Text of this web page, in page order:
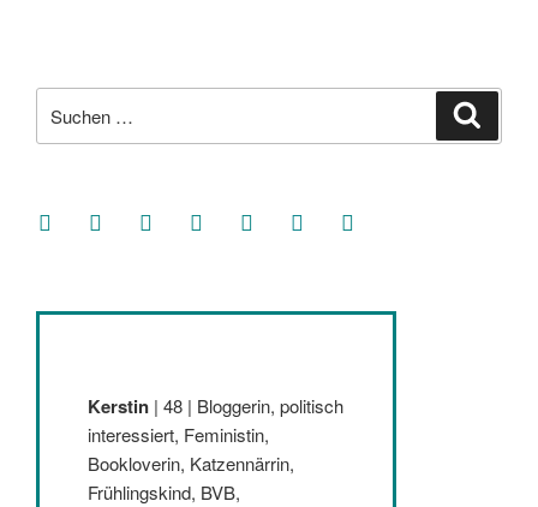
nach:
facebooksoundcloud
twitter mastodoninstagramthreads goodreads
Kerstin | 48 | Bloggerin, politisch
interessiert, Feministin,
Bookloverin, Katzennärrin,
Frühlingskind, BVB,